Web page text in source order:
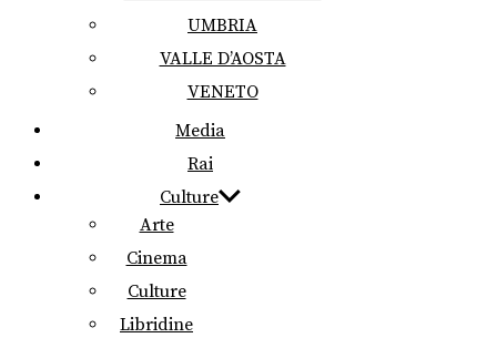
UMBRIA
VALLE D’AOSTA
VENETO
Media
Rai
Culture
Arte
Cinema
Culture
Libridine